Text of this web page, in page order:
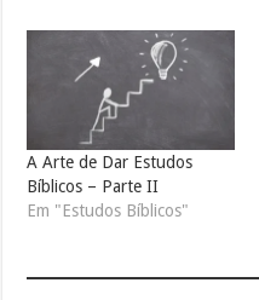
A Arte de Dar Estudos
Bíblicos – Parte II
Em "Estudos Bíblicos"